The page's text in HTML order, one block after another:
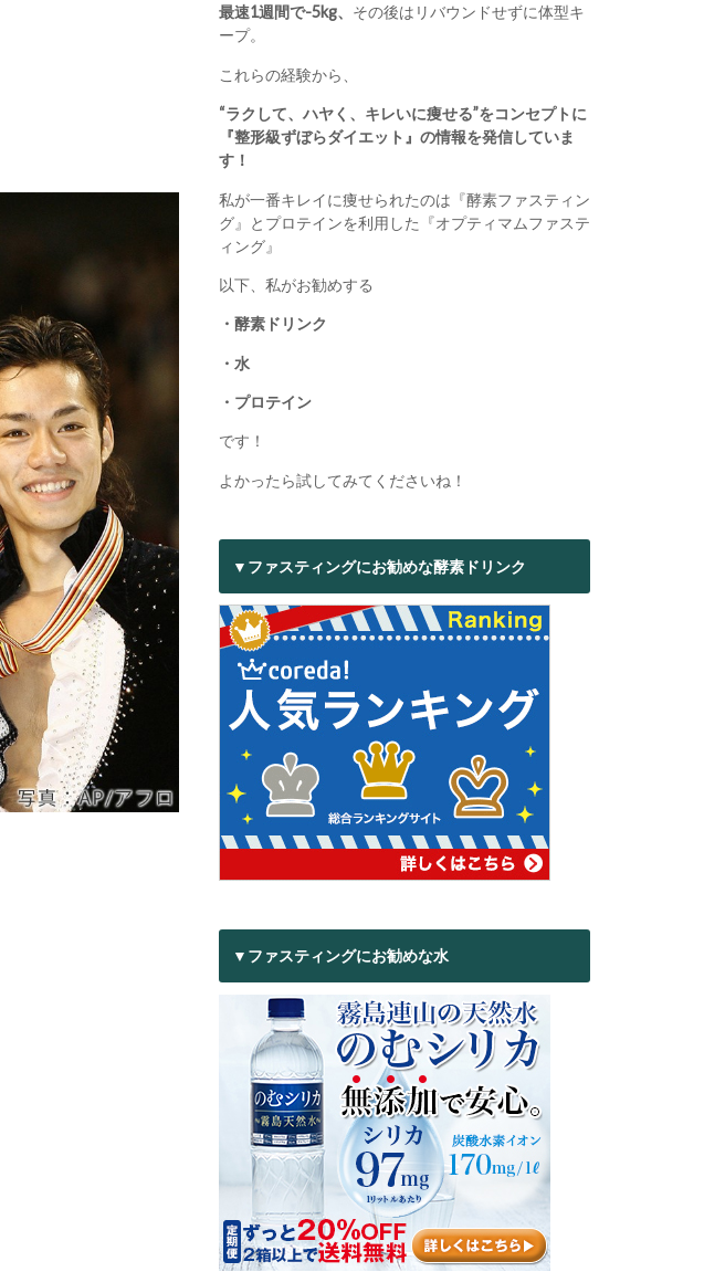
最速1週間で-5kg、 その後はリバウンドせずに体型キ
ープ。
これらの経験から、
“ラクして、ハヤく、キレいに痩せる”をコンセプトに
『整形級ずぼらダイエット』の情報を発信していま
す！
私が一番キレイに痩せられたのは『酵素ファスティン
グ』とプロテインを利用した『オプティマムファステ
ィング』
以下、私がお勧めする
・酵素ドリンク
・水
・プロテイン
です！
よかったら試してみてくださいね！
▼ファスティングにお勧めな酵素ドリンク
▼ファスティングにお勧めな水